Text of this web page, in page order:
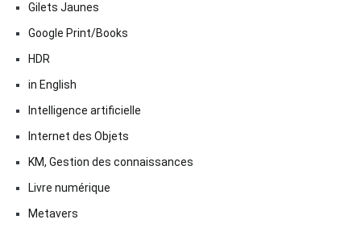
Gilets Jaunes
Google Print/Books
HDR
in English
Intelligence artificielle
Internet des Objets
KM, Gestion des connaissances
Livre numérique
Metavers